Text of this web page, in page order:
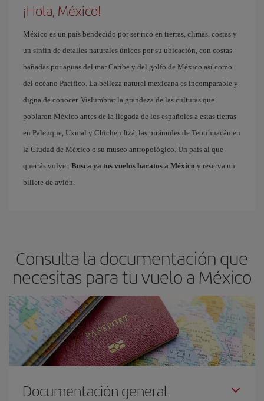
¡Hola, México!
México es un país bendecido por ser rico en tierras, climas, costas y
un sinfín de detalles naturales únicos por su ubicación, con costas
bañadas por aguas del mar Caribe y del golfo de México así como
del océano Pacífico. La belleza natural mexicana es incomparable y
digna de conocer. Vislumbrar la grandeza de las culturas que
poblaron México antes de la llegada de los españoles a estas tierras
en Palenque, Uxmal y Chichen Itzá, las pirámides de Teotihuacán en
la Ciudad de México o su museo antropológico. Un país al que
querrás volver. Busca ya tus vuelos baratos a México y reserva un
billete de avión.
Consulta la documentación que
necesitas para tu vuelo a México
Documentación general